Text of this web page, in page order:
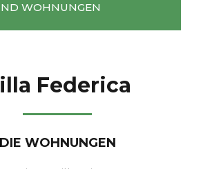
WOHNUNGEN
Federica
DIE WOHNUNGEN